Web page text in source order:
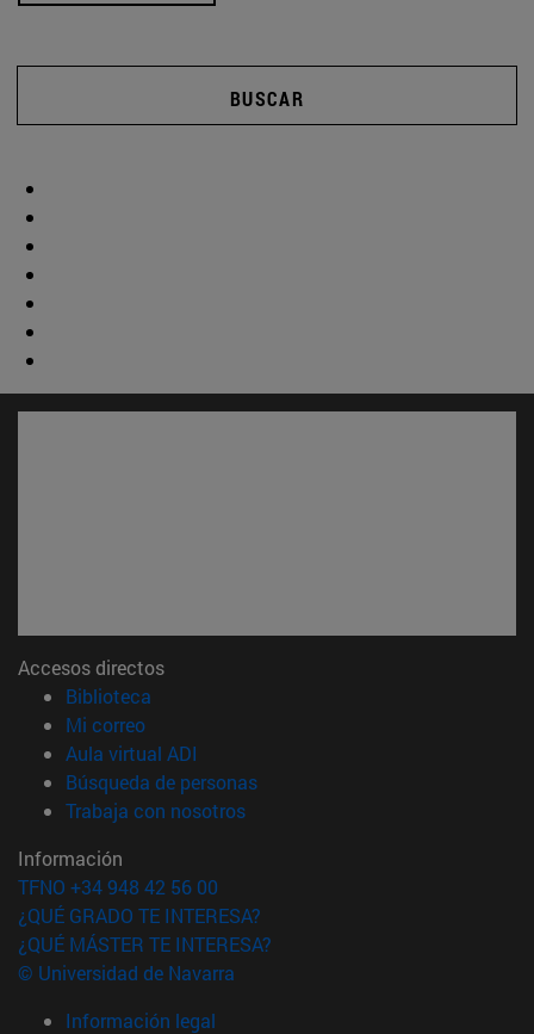
BUSCAR
Accesos directos
Biblioteca
Mi correo(abre en nueva ventana)
Aula virtual ADI
Búsqueda de personas(abre en nueva ventana)
Trabaja con nosotros(abre en nueva ventana)
Información
TFNO +34 948 42 56 00
¿QUÉ GRADO TE INTERESA?
¿QUÉ MÁSTER TE INTERESA?
© Universidad de Navarra
Información legal